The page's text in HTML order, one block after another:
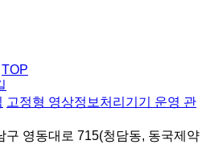
TOP
고정형 영상정보처리기기 운영 관
구 영동대로 715(청담동, 동국제약